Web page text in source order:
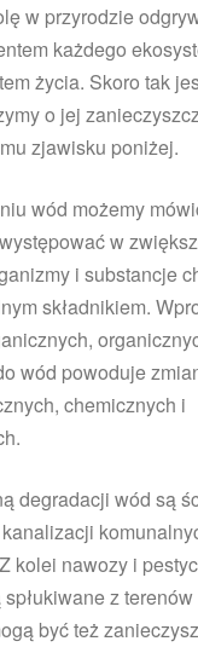
w przyrodzie
każdego
życia. Skoro tak
o jej
zjawisku poniżej.
wód możemy
w
i substancje
składnikiem.
wód powoduje
chemicznych i
degradacji wód są
kolei nawozy i
z
być też